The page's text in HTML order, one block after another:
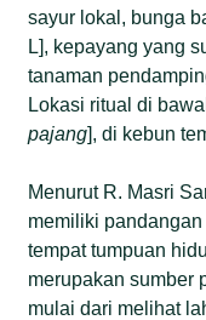
sayur lokal, bunga
L], kepayang yang
tanaman
Lokasi ritual di
pajang], di kebun
Menurut R. Masri
memiliki
tempat tumpuan
merupakan sumber
mulai dari melihat